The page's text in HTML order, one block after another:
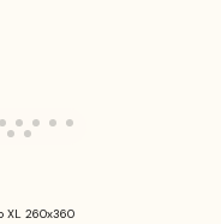
XL 260x360